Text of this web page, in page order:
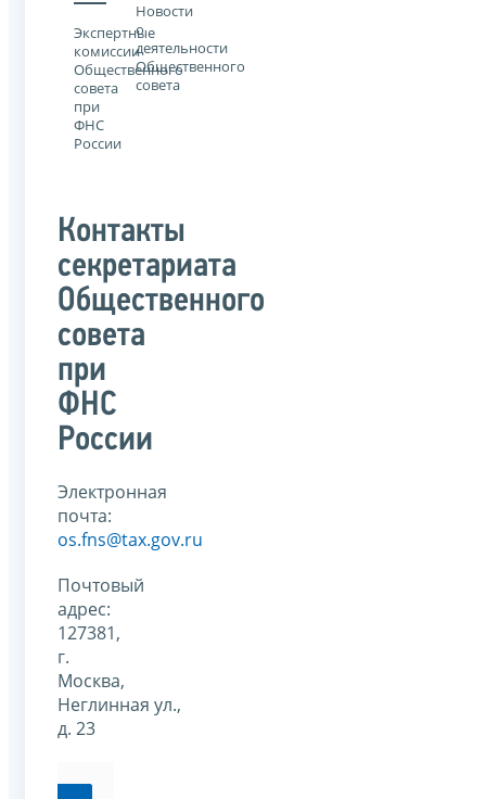
Экспертные
комиссии
Общественного
совета
при
ФНС
России
Новости
о
деятельности
Общественного
совета
Контакты
секретариата
Общественного
совета
при
ФНС
России
Электронная
почта:
os.fns@tax.gov.ru
Почтовый
адрес:
127381,
г.
Москва,
Неглинная ул.,
д. 23